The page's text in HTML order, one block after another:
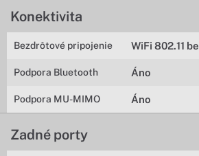
Konektivita
Bezdrôtové pripojenie WiFi 802.11 be
Podpora Bluetooth Áno
Podpora MU-MIMO Áno
Zadné porty